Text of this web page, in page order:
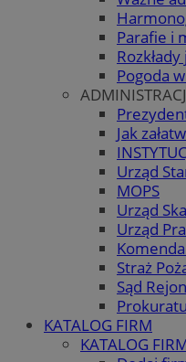
Parafie i
Pogoda
Jak
Urząd
MOPS
Urząd
Urząd
Straż
Sąd
KATALOG FIRM
KATALOG